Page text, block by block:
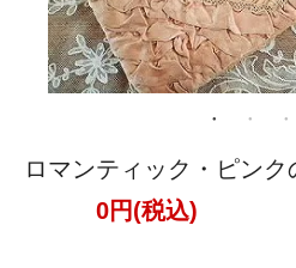
ロマンティック・ピンク
0円(税込)